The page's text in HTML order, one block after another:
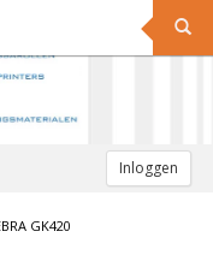
Inloggen
GK420